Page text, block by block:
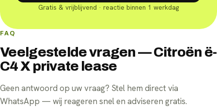
Gratis & vrijblijvend · reactie binnen 1 werkdag
FAQ
Veelgestelde vragen — Citroën ë-
C4 X private lease
Geen antwoord op uw vraag? Stel hem direct via
WhatsApp — wij reageren snel en adviseren gratis.